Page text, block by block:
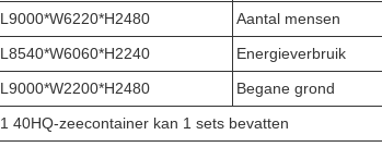
L9000*W6220*H2480 Aantal mensen
L8540*W6060*H2240 Energieverbruik
L9000*W2200*H2480 Begane grond
1 40HQ-zeecontainer kan 1 sets bevatten